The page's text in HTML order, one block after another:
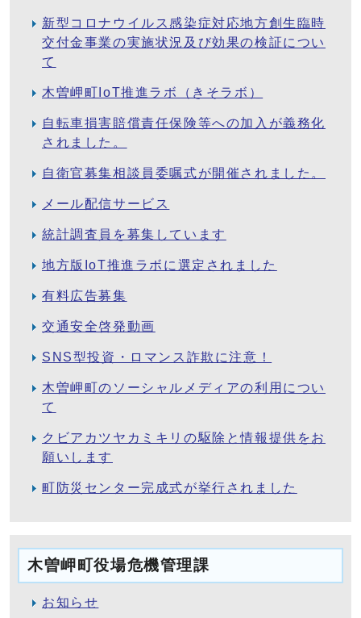
新型コロナウイルス感染症対応地方創生臨時
交付金事業の実施状況及び効果の検証につい
て
木曽岬町IoT推進ラボ（きそラボ）
自転車損害賠償責任保険等への加入が義務化
されました。
自衛官募集相談員委嘱式が開催されました。
メール配信サービス
統計調査員を募集しています
地方版IoT推進ラボに選定されました
有料広告募集
交通安全啓発動画
SNS型投資・ロマンス詐欺に注意！
木曽岬町のソーシャルメディアの利用につい
て
クビアカツヤカミキリの駆除と情報提供をお
願いします
町防災センター完成式が挙行されました
木曽岬町役場危機管理課
お知らせ